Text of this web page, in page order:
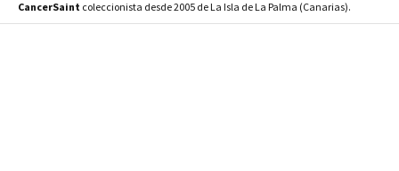
CancerSaint coleccionista desde 2005 de La Isla de La Palma (Canarias).